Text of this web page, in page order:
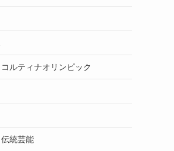
コルティナオリンピック
統芸能